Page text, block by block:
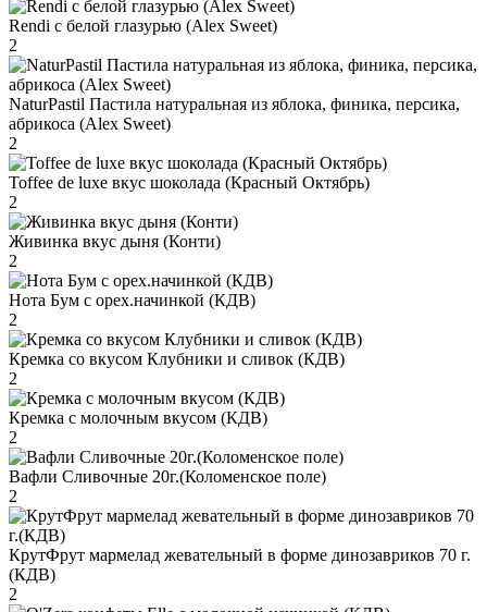
Rendi с белой глазурью (Alex Sweet)
2
NaturPastil Пастила натуральная из яблока, финика, персика,
абрикоса (Alex Sweet)
2
Toffee de luxe вкус шоколада (Красный Октябрь)
2
Живинка вкус дыня (Конти)
2
Нота Бум с орех.начинкой (КДВ)
2
Кремка со вкусом Клубники и сливок (КДВ)
2
Кремка с молочным вкусом (КДВ)
2
Вафли Сливочные 20г.(Коломенское поле)
2
КрутФрут мармелад жевательный в форме динозавриков 70 г.
(КДВ)
2